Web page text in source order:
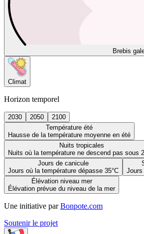
Brebis
Climat
Horizon temporel
2030 2050
2100
Température été
Hausse de la température moyenne en été
Nuits tropicales
Nuits où la température ne descend pas sous
Jours de canicule
Jours où la température dépasse 35°C
Élévation niveau mer
Élévation prévue du niveau de la mer
Une initiative par Bonpote.com
Soutenir le projet